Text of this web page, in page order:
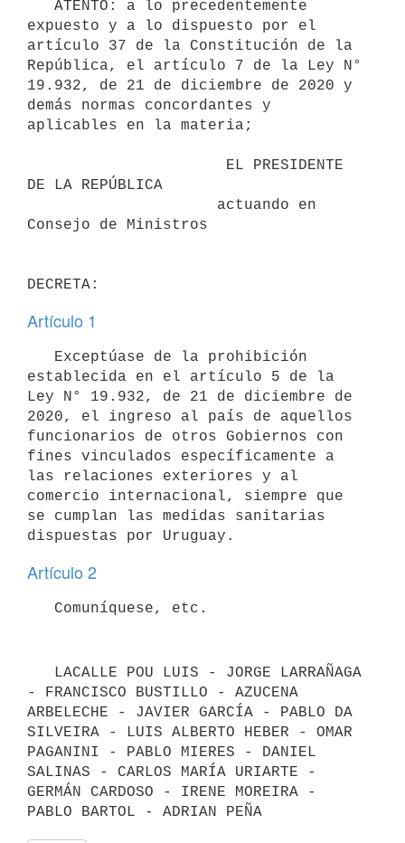
expuesto y a lo dispuesto por el
artículo 37 de la Constitución de la
República, el artículo 7 de la Ley N°
19.932, de 21 de diciembre de 2020 y
demás normas concordantes y
aplicables en la materia;
DE LA REPÚBLICA
Consejo de Ministros
Artículo 1
establecida en el artículo 5 de la
Ley N° 19.932, de 21 de diciembre de
2020, el ingreso al país de aquellos
funcionarios de otros Gobiernos con
fines vinculados específicamente a
las relaciones exteriores y al
comercio internacional, siempre que
se cumplan las medidas sanitarias
Artículo 2
- FRANCISCO BUSTILLO - AZUCENA
ARBELECHE - JAVIER GARCÍA - PABLO DA
SILVEIRA - LUIS ALBERTO HEBER - OMAR
PAGANINI - PABLO MIERES - DANIEL
SALINAS - CARLOS MARÍA URIARTE -
GERMÁN CARDOSO - IRENE MOREIRA -
PABLO BARTOL - ADRIAN PEÑA